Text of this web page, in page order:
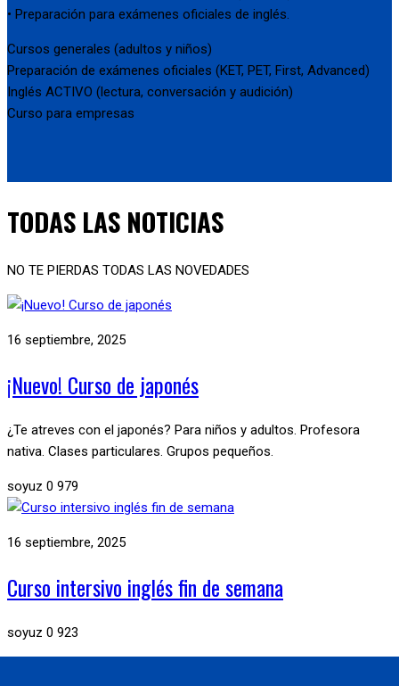
• Preparación para exámenes oficiales de inglés.
Cursos generales (adultos y niños)
Preparación de exámenes oficiales (KET, PET, First, Advanced)
Inglés ACTIVO (lectura, conversación y audición)
Curso para empresas
TODAS LAS NOTICIAS
NO TE PIERDAS TODAS LAS NOVEDADES
16 septiembre, 2025
¡Nuevo! Curso de japonés
¿Te atreves con el japonés? Para niños y adultos. Profesora
nativa. Clases particulares. Grupos pequeños.
soyuz 0 979
16 septiembre, 2025
Curso intersivo inglés fin de semana
soyuz 0 923